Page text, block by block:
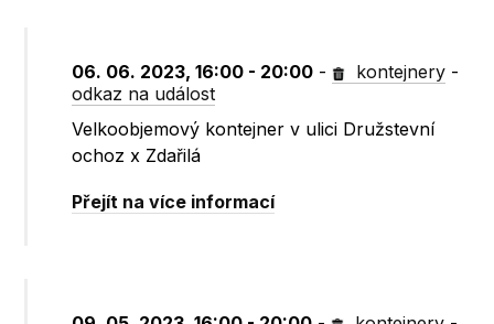
06. 06. 2023, 16:00 - 20:00 - kontejnery -
odkaz na událost
Velkoobjemový kontejner v ulici Družstevní
ochoz x Zdařilá
Přejít na více informací